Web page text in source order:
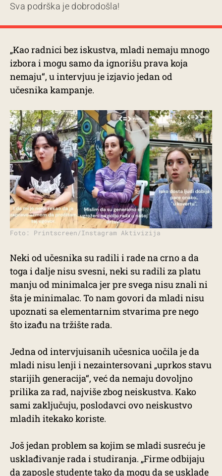
Sva podrška je dobrodošla!
„Kao radnici bez iskustva, mladi nemaju mnogo
izbora i mogu samo da ignorišu prava koja
nemaju“, u intervjuu je izjavio jedan od
učesnika kampanje.
Foto: Printscreen/Instagram Aktivizija
Neki od učesnika su radili i rade na crno a da
toga i dalje nisu svesni, neki su radili za platu
manju od minimalca jer pre svega nisu znali ni
šta je minimalac. To nam govori da mladi nisu
upoznati sa elementarnim stvarima pre nego
što izađu na tržište rada.
Jedna od intervjuisanih učesnica uočila je da
mladi nisu lenji i nezaintersovani „uprkos stavu
starijih generacija“, već da nemaju dovoljno
prilika za rad, najviše zbog neiskustva. Kako
sami zaključuju, poslodavci ovo neiskustvo
mladih itekako koriste.
Još jedan problem sa kojim se mladi susreću je
usklađivanje rada i studiranja. „Firme odbijaju
da zaposle studente tako da mogu da se usklade